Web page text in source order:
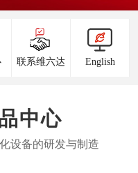
联系维六达 English
中心